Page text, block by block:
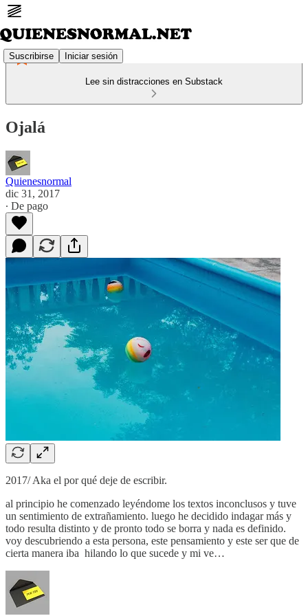
Suscribirse Iniciar sesión
Lee sin distracciones en Substack
Ojalá
Quienesnormal
dic 31, 2017
∙ De pago
2017/ Aka el por qué deje de escribir.
al principio he comenzado leyéndome los textos inconclusos y tuve
un sentimiento de extrañamiento. luego he decidido indagar más y
todo resulta distinto y de pronto todo se borra y nada es definido.
voy descubriendo a esta persona, este pensamiento y este ser que de
cierta manera iba hilando lo que sucede y mi ve…